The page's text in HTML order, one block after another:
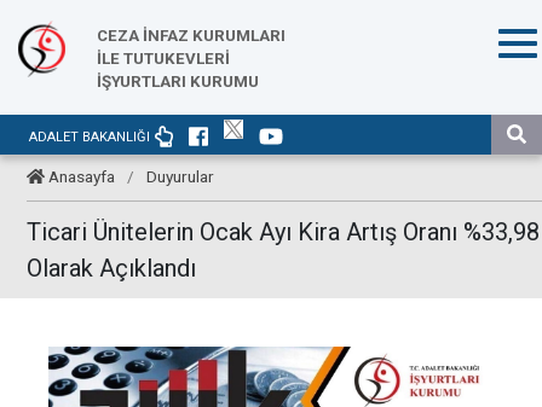
CEZA İNFAZ KURUMLARI
İLE TUTUKEVLERİ
İŞYURTLARI KURUMU
ADALET BAKANLIĞI
Anasayfa / Duyurular
Ticari Ünitelerin Ocak Ayı Kira Artış Oranı %33,98
Olarak Açıklandı